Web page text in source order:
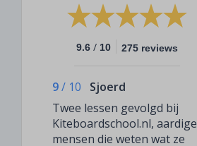
9.6 / 10 275 reviews
9/ 10
Sjoerd
Twee lessen gevolgd bij
Kiteboardschool.nl, aardige
mensen die weten wat ze